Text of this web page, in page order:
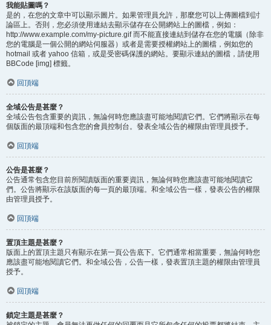
我能貼圖嗎？
是的，在您的文章中可以顯示圖片。如果管理員允許，那麼您可以上傳圖檔到討
論區上。否則，您必須使用連結去顯示儲存在公開網站上的圖檔，例如：
http://www.example.com/my-picture.gif 而不能直接連結到儲存在您的電腦（除非
您的電腦是一個公開的網站伺服器）或者是需要授權網站上的圖檔，例如您的
hotmail 或者 yahoo 信箱，或是受密碼保護的網站。要顯示連結的圖檔，請使用
BBCode [img] 標籤。
回頂端
全域公告是甚麼？
全域公告包含重要的資訊，無論何時您應該盡可能地閱讀它們。它們將顯示在每
個版面的最頂端和包含您的會員控制台。發表全域公告的權限由管理員授予。
回頂端
公告是甚麼？
公告通常包含您目前所閱讀版面的重要資訊，無論何時您應該盡可能地閱讀它
們。公告將顯示在該版面的每一頁的最頂端。和全域公告一樣，發表公告的權限
由管理員授予。
回頂端
置頂主題是甚麼？
版面上的置頂主題只有顯示在第一頁公告底下。它們通常相當重要，無論何時您
應該盡可能地閱讀它們。和全域公告，公告一樣，發表置頂主題的權限由管理員
授予。
回頂端
鎖定主題是甚麼？